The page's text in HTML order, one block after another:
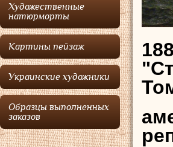
Художественные
натюрморты
Картины пейзаж
Украинские художники
Образцы выполненных
заказов